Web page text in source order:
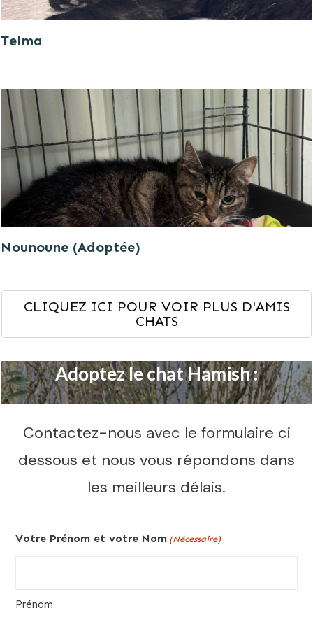
Telma
Nounoune (Adoptée)
CLIQUEZ ICI POUR VOIR PLUS D'AMIS
CHATS
Adoptez le chat Hamish :
Contactez-nous avec le formulaire ci
dessous et nous vous répondons dans
les meilleurs délais.
Votre Prénom et votre Nom (Nécessaire)
Prénom